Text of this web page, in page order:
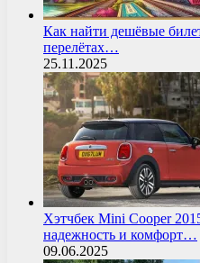
Как найти дешёвые
перелётах…
25.11.2025
Хэтчбек Mini Cooper
надежность и комфорт…
09.06.2025